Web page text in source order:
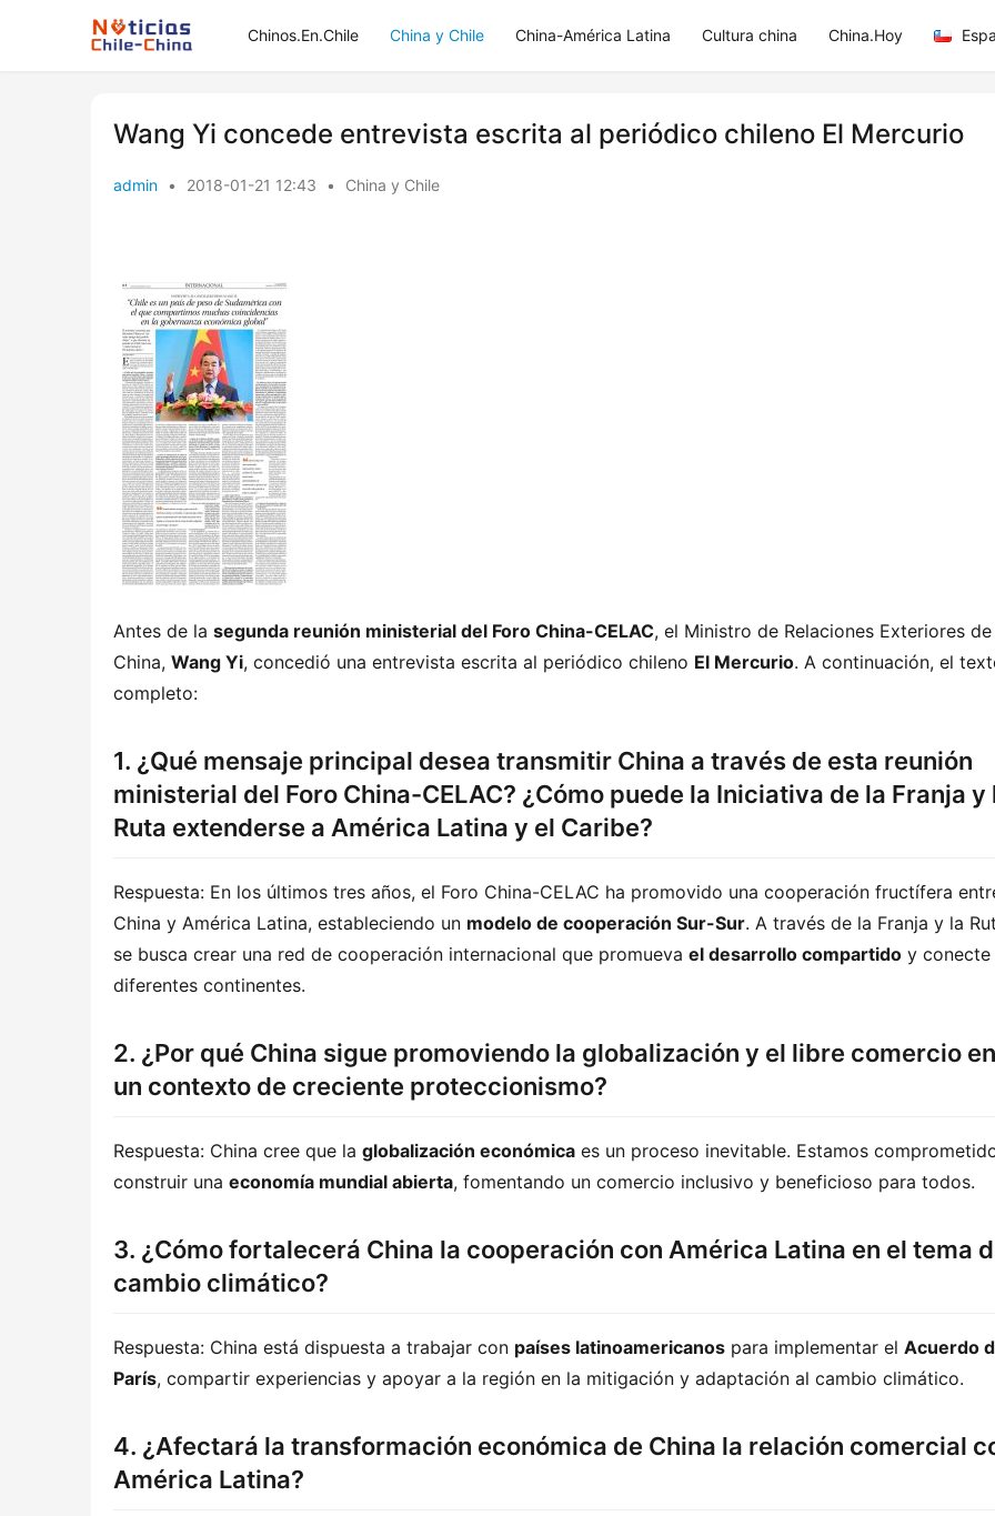
Chinos.En.Chile China y Chile China-América Latina Cultura china China.Hoy
Wang Yi concede entrevista escrita al periódico chileno El Mercurio
admin • 2018-01-21 12:43 • China y Chile
Antes de la segunda reunión ministerial del Foro China-CELAC, el Ministro de Relaciones Exteriores de
China, Wang Yi, concedió una entrevista escrita al periódico chileno El Mercurio. A continuación, el
completo:
1. ¿Qué mensaje principal desea transmitir China a través de esta reunión
ministerial del Foro China-CELAC? ¿Cómo puede la Iniciativa de la Franja y
Ruta extenderse a América Latina y el Caribe?
Respuesta: En los últimos tres años, el Foro China-CELAC ha promovido una cooperación fructífera
China y América Latina, estableciendo un modelo de cooperación Sur-Sur. A través de la Franja y la
se busca crear una red de cooperación internacional que promueva el desarrollo compartido y conecte
diferentes continentes.
2. ¿Por qué China sigue promoviendo la globalización y el libre comercio en
un contexto de creciente proteccionismo?
Respuesta: China cree que la globalización económica es un proceso inevitable. Estamos
construir una economía mundial abierta, fomentando un comercio inclusivo y beneficioso para todos.
3. ¿Cómo fortalecerá China la cooperación con América Latina en el tema
cambio climático?
Respuesta: China está dispuesta a trabajar con países latinoamericanos para implementar el Acuerdo
París, compartir experiencias y apoyar a la región en la mitigación y adaptación al cambio climático.
4. ¿Afectará la transformación económica de China la relación comercial
América Latina?